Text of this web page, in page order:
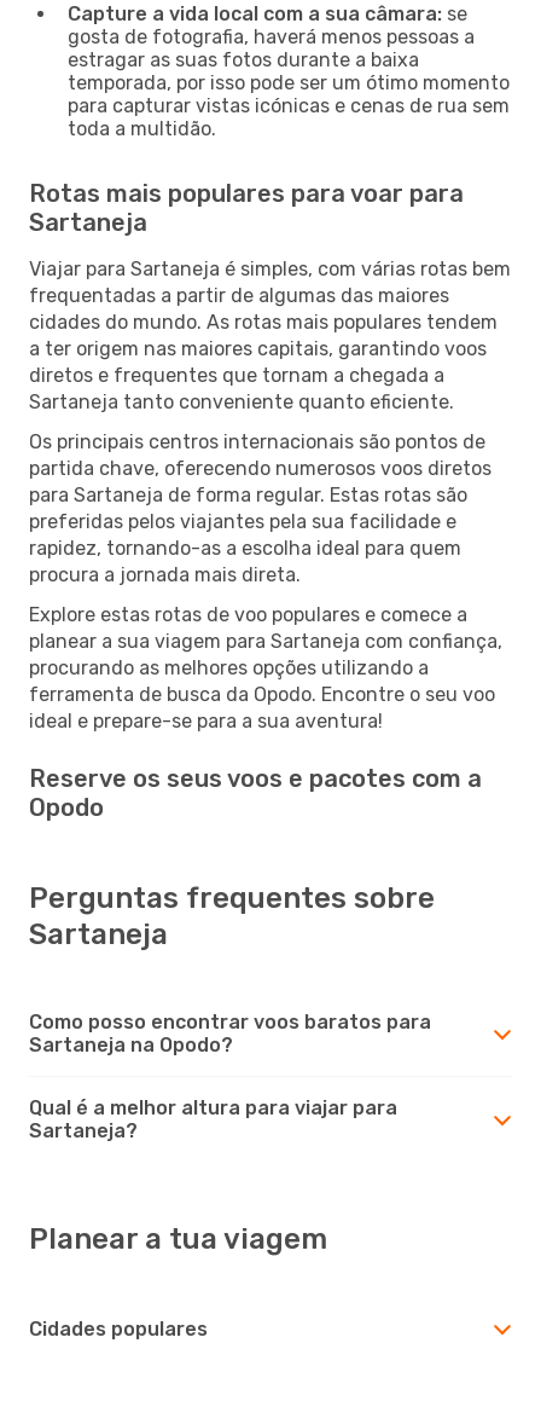
Capture a vida local com a sua câmara: se
gosta de fotografia, haverá menos pessoas a
estragar as suas fotos durante a baixa
temporada, por isso pode ser um ótimo momento
para capturar vistas icónicas e cenas de rua sem
toda a multidão.
Rotas mais populares para voar para
Sartaneja
Viajar para Sartaneja é simples, com várias rotas bem
frequentadas a partir de algumas das maiores
cidades do mundo. As rotas mais populares tendem
a ter origem nas maiores capitais, garantindo voos
diretos e frequentes que tornam a chegada a
Sartaneja tanto conveniente quanto eficiente.
Os principais centros internacionais são pontos de
partida chave, oferecendo numerosos voos diretos
para Sartaneja de forma regular. Estas rotas são
preferidas pelos viajantes pela sua facilidade e
rapidez, tornando-as a escolha ideal para quem
procura a jornada mais direta.
Explore estas rotas de voo populares e comece a
planear a sua viagem para Sartaneja com confiança,
procurando as melhores opções utilizando a
ferramenta de busca da Opodo. Encontre o seu voo
ideal e prepare-se para a sua aventura!
Reserve os seus voos e pacotes com a
Opodo
Perguntas frequentes sobre
Sartaneja
Como posso encontrar voos baratos para
Sartaneja na Opodo?
Qual é a melhor altura para viajar para
Sartaneja?
Planear a tua viagem
Cidades populares